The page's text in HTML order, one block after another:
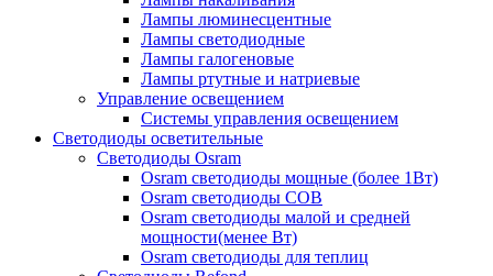
Лампы люминесцентные
Лампы светодиодные
Лампы галогеновые
Лампы ртутные и натриевые
Управление освещением
Системы управления освещением
Светодиоды осветительные
Светодиоды Osram
Osram светодиоды мощные (более 1Вт)
Osram светодиоды COB
Osram светодиоды малой и средней
мощности(менее Вт)
Osram светодиоды для теплиц